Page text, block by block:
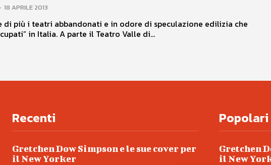
18 APRILE 2013
di più i teatri abbandonati e in odore di speculazione edilizia che
in Italia. A parte il Teatro Valle di...
Recenti
Gretchen Dow Simpson e le sue cover per
il New Yorker
Popolari
Gretchen
il New